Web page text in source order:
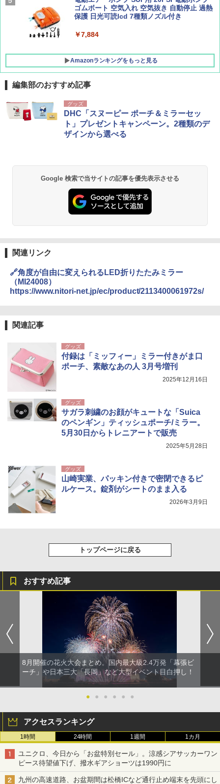
ッシュ 4人用 簡単設置 ポップアップテント P
ATCW-150B エクルベージュ
￥-
ゴムボート 空気入れ 空気抜き 自動停止 過熱
保護 日光可読lcd 7種類ノズル付き
￥7,884
Amazonランキングをもっと見る
編集部のおすすめ記事
グッズ
DHC「スヌーピー ポーチ＆ミラーセッ
ト」プレゼントキャンペーン。2種類のデ
ザインから選べる
Google 検索で当サイトの記事を優先表示させる
関連リンク
🔗角度が自由に変えられるLED折りたたみミラー
（MI24008）
https://www.nitori-net.jp/ec/product/2113400061972s/
関連記事
グッズ
付録は「ミッフィー」ミラー付きがま口
ポーチ、素敵なあの人 3月号増刊
2025年12月16日
グッズ
サガラ刺繍のお顔がキュートな「Suica
のペンギン」ティッシュポーチ/ミラー。
5月30日からトレニアートで販売
2025年5月28日
グッズ
山崎実業、パッキン付きで密閉できるピ
ルケース。錠剤がシートのまま入る
2026年3月9日
トップページに戻る
おすすめ記事
8月開催の花火大会まとめ。国内最大級2.4万発「幕張ビ
ーチ」や日本三大「長岡」など大型イベント目白押し！
● ● ● ● ● ●
アクセスランキング
1時間 24時間 1週間 1カ月
ユニクロ、今日から「お盆特別セール」。涼感シアサッカーワン
ピース待望値下げ、撥水ギアショーツは1990円に
九州の高速道路、お盆期間は松橋ICなど通行止め端末を先頭にし